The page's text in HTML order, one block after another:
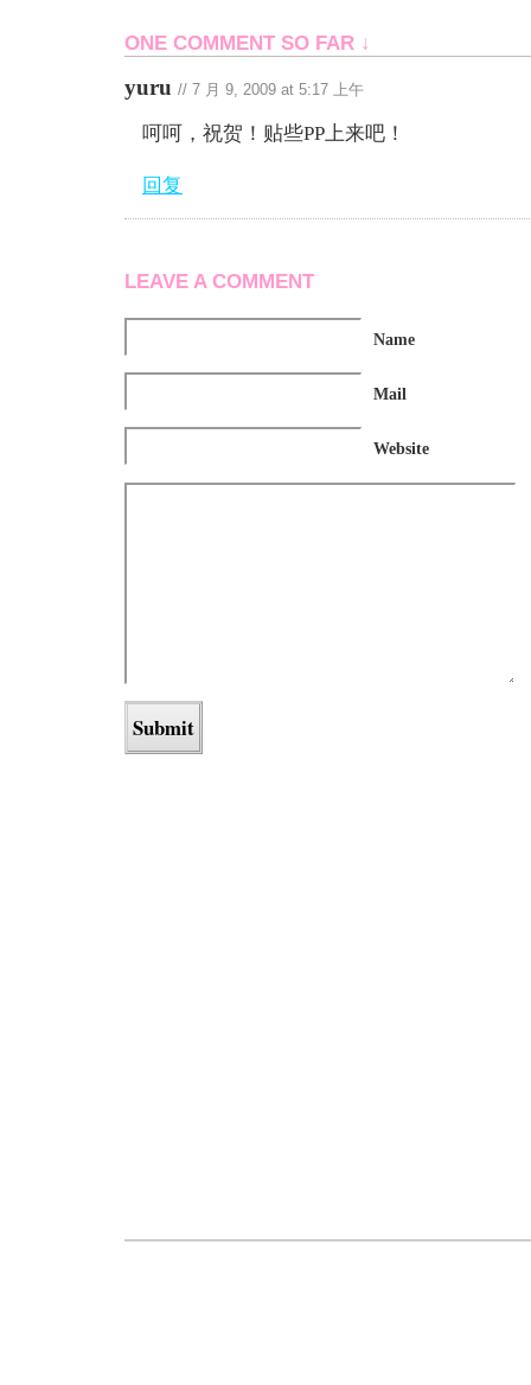
ONE COMMENT SO FAR ↓
yuru // 7 月 9, 2009 at 5:17 上午
呵呵，祝贺！贴些PP上来吧！
回复
LEAVE A COMMENT
Name
Mail
Website